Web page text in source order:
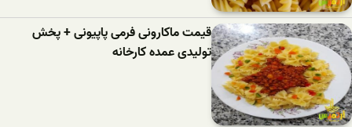
قیمت ماکارونی فرمی پاپیونی + پخش
تولیدی عمده کارخانه